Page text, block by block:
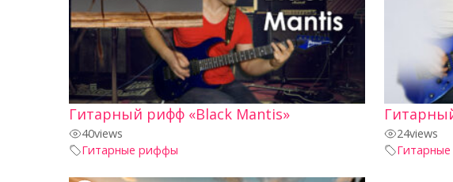
Гитарный рифф «Black Mantis»
40views
Гитарные риффы
24views